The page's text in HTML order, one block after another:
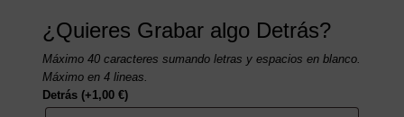
¿Quieres Grabar algo Detrás?
Máximo 40 caracteres sumando letras y espacios en blanco.
Máximo en 4 lineas.
Detrás (+1,00 €)